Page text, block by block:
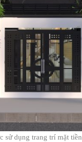
sử dụng trang trí mặt tiền